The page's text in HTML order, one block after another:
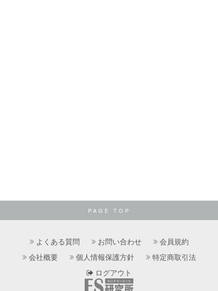
PAGE TOP
よくある質問 お問い合わせ
会員規約
会社概要
個人情報保護方針
特定商取引法
ログアウト